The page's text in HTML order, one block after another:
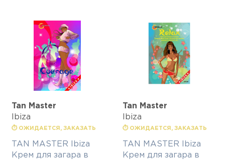
Tan Master
Ibiza
⏱ ОЖИДАЕТСЯ, ЗАКАЗАТЬ
TAN MASTER Ibiza
Крем для загара в
Tan Master
Ibiza
⏱ ОЖИДАЕТСЯ, ЗАКАЗАТЬ
TAN MASTER Ibiza
Крем для загара в